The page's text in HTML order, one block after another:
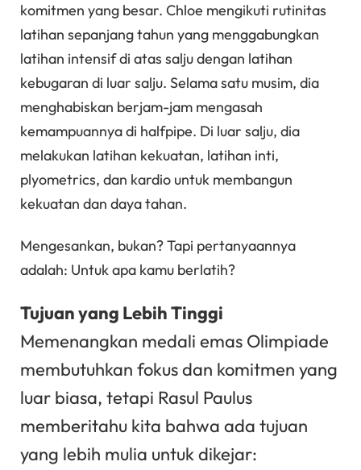
komitmen yang besar. Chloe mengikuti rutinitas
latihan sepanjang tahun yang menggabungkan
latihan intensif di atas salju dengan latihan
kebugaran di luar salju. Selama satu musim, dia
menghabiskan berjam-jam mengasah
kemampuannya di halfpipe. Di luar salju, dia
melakukan latihan kekuatan, latihan inti,
plyometrics, dan kardio untuk membangun
kekuatan dan daya tahan.
Mengesankan, bukan? Tapi pertanyaannya
adalah: Untuk apa kamu berlatih?
Tujuan yang Lebih Tinggi
Memenangkan medali emas Olimpiade
membutuhkan fokus dan komitmen yang
luar biasa, tetapi Rasul Paulus
memberitahu kita bahwa ada tujuan
yang lebih mulia untuk dikejar: